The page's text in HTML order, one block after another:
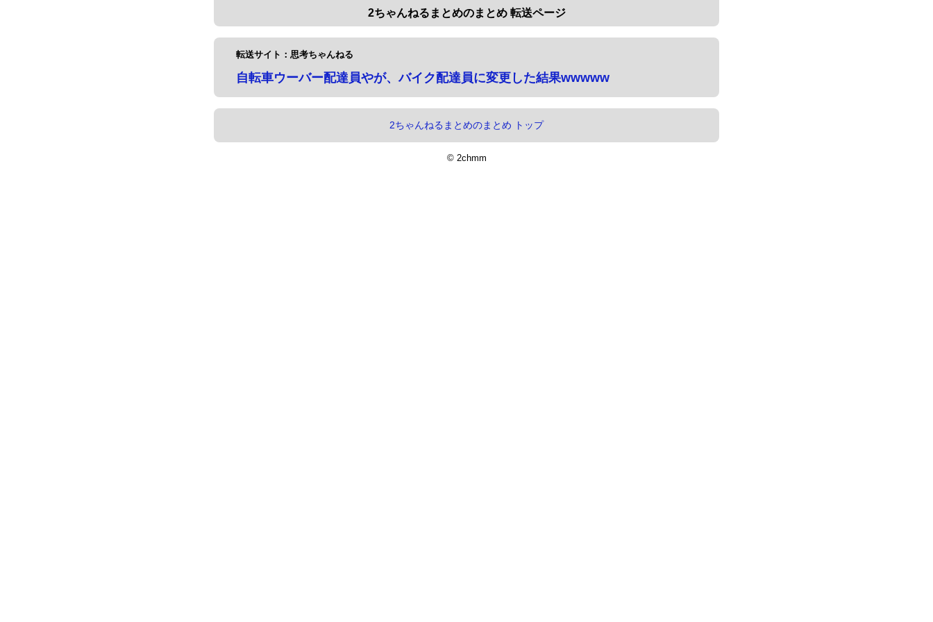
2ちゃんねるまとめのまとめ 転送ページ
転送サイト：思考ちゃんねる
自転車ウーバー配達員やが、バイク配達員に変更した結果wwwww
2ちゃんねるまとめのまとめ トップ
© 2chmm